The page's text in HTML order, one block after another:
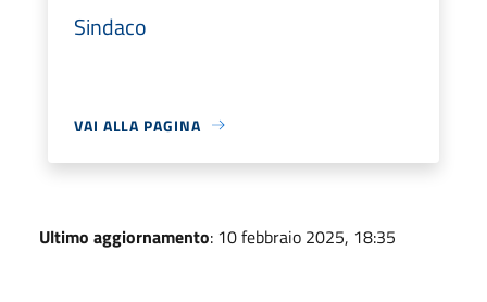
Sindaco
VAI ALLA PAGINA
Ultimo aggiornamento: 10 febbraio 2025, 18:35